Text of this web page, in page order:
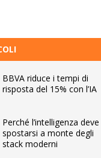
BBVA riduce i tempi di
risposta del 15% con l’IA
Perché l’intelligenza deve
spostarsi a monte degli
stack moderni